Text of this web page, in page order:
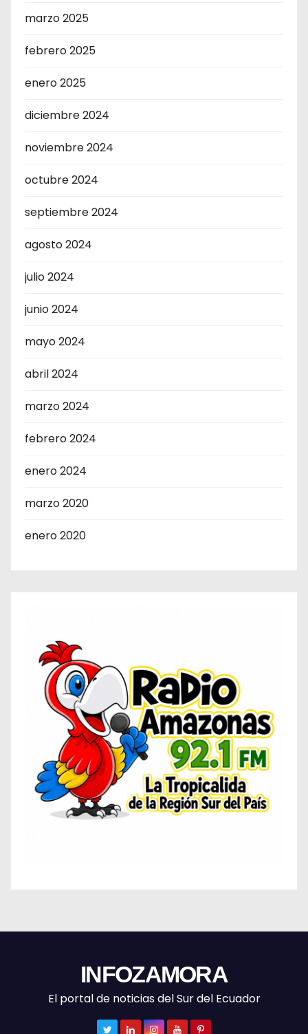
marzo 2025
febrero 2025
enero 2025
diciembre 2024
noviembre 2024
octubre 2024
septiembre 2024
agosto 2024
julio 2024
junio 2024
mayo 2024
abril 2024
marzo 2024
febrero 2024
enero 2024
marzo 2020
enero 2020
INFOZAMORA
El portal de noticias del Sur del Ecuador